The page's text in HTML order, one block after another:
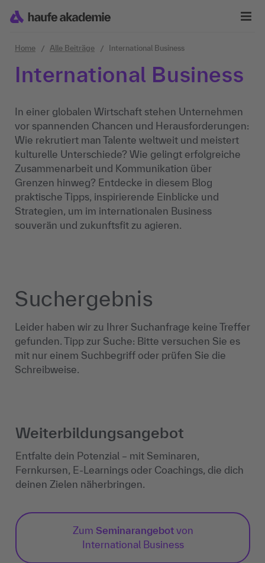
Home Alle Beiträge International Business
International Business
In einer globalen Wirtschaft stehen Unternehmen
vor spannenden Chancen und Herausforderungen:
Wie rekrutiert man Talente weltweit und meistert
kulturelle Unterschiede? Wie gelingt erfolgreiche
Zusammenarbeit und Kommunikation über
Grenzen hinweg? Entdecke in diesem Blog
praktische Tipps, inspirierende Einblicke und
Strategien, um im internationalen Business
souverän und zukunftsfit zu agieren.
Suchergebnis
Leider haben wir zu Ihrer Suchanfrage keine Treffer
gefunden. Tipp zur Suche: Bitte versuchen Sie es
mit nur einem Suchbegriff oder prüfen Sie die
Schreibweise.
Weiterbildungs­angebot
Entfalte dein Potenzial – mit Seminaren,
Fernkursen, E-Learnings oder Coachings, die dich
deinen Zielen näherbringen.
Zum Seminarangebotvon
International Business